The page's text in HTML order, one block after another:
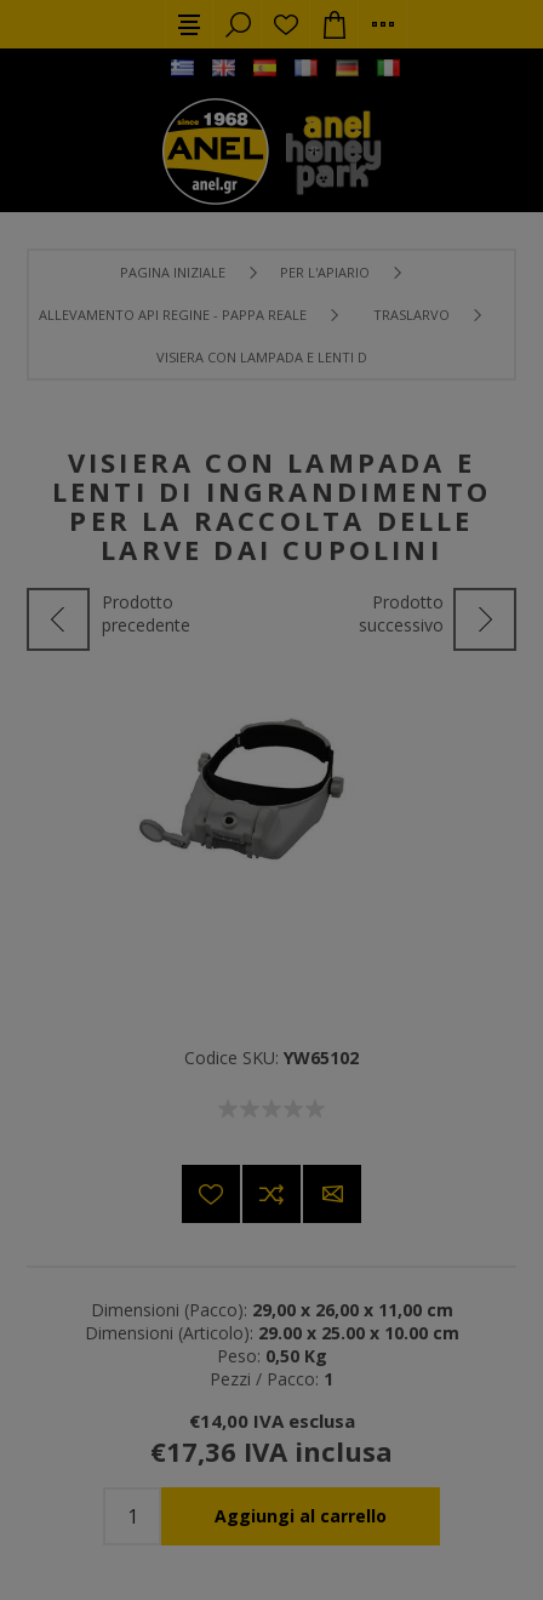
PAGINA INIZIALE PER L'APIARIO
ALLEVAMENTO API REGINE - PAPPA REALE TRASLARVO
VISIERA CON LAMPADA E LENTI DI INGRANDIMENTO PER LA
VISIERA CON LAMPADA E
LENTI DI INGRANDIMENTO
PER LA RACCOLTA DELLE
LARVE DAI CUPOLINI
Prodotto
precedente
Prodotto
successivo
Codice SKU: YW65102
Dimensioni (Pacco): 29,00 x 26,00 x 11,00 cm
Dimensioni (Articolo): 29.00 x 25.00 x 10.00 cm
Peso: 0,50 Kg
Pezzi / Pacco: 1
€14,00 IVA esclusa
€17,36 IVA inclusa